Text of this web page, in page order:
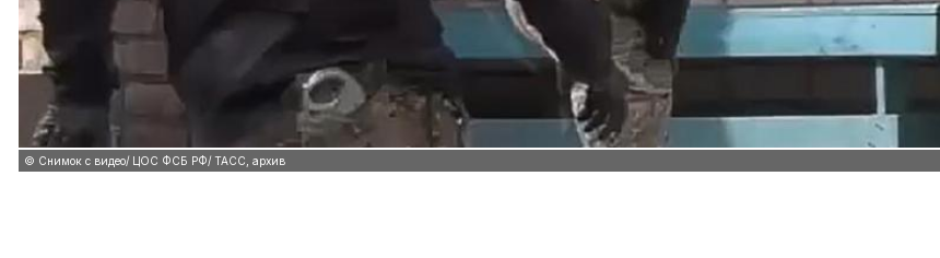
© Снимок с видео/ ЦОС ФСБ РФ/ ТАСС, архив